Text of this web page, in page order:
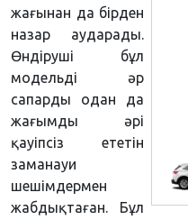
жағынан да бірден
назар аударады.
Өндіруші бұл
модельді әр
сапарды одан да
жағымды әрі
қауіпсіз ететін
заманауи
шешімдермен
жабдықтаған. Бұл